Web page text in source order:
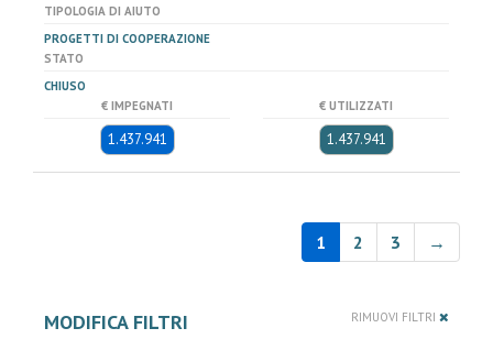
TIPOLOGIA DI AIUTO
PROGETTI DI COOPERAZIONE
STATO
CHIUSO
€ IMPEGNATI
1.437.941
€ UTILIZZATI
1.437.941
1 2 3 →
MODIFICA FILTRI RIMUOVI FILTRI